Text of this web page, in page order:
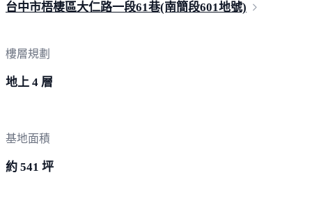
台中市梧棲區大仁路一段61巷(南簡段601地號)
樓層規劃
地上 4 層
基地面積
約 541 坪